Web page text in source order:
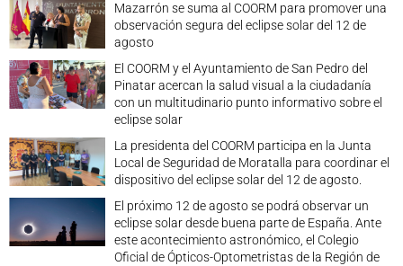
Mazarrón se suma al COORM para promover una
observación segura del eclipse solar del 12 de
agosto
El COORM y el Ayuntamiento de San Pedro del
Pinatar acercan la salud visual a la ciudadanía
con un multitudinario punto informativo sobre el
eclipse solar
La presidenta del COORM participa en la Junta
Local de Seguridad de Moratalla para coordinar el
dispositivo del eclipse solar del 12 de agosto.
El próximo 12 de agosto se podrá observar un
eclipse solar desde buena parte de España. Ante
este acontecimiento astronómico, el Colegio
Oficial de Ópticos-Optometristas de la Región de